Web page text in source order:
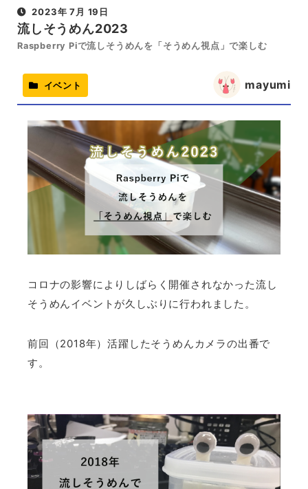
2023年 7月 19日
流しそうめん2023
Raspberry Piで流しそうめんを「そうめん視点」で楽しむ
イベント mayumi
コロナの影響によりしばらく開催されなかった流し
そうめんイベントが久しぶりに行われました。
前回（2018年）活躍したそうめんカメラの出番で
す。